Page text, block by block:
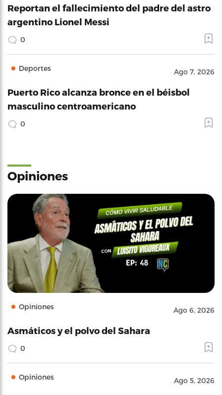
Reportan el fallecimiento del padre del astro
argentino Lionel Messi
0
Deportes Ago 7, 2026
Puerto Rico alcanza bronce en el béisbol
masculino centroamericano
0
Opiniones
Opiniones Ago 6, 2026
Asmáticos y el polvo del Sahara
0
Opiniones Ago 5, 2026